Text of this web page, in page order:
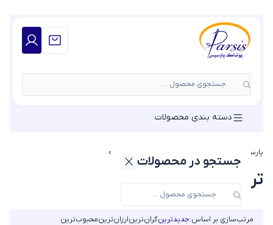
جستجوی محصول ...
جستجو در محصولات
دسته بندی محصولات
پارسیس مد ترنچ کت کوتاه زنانه
ترنچ کت کوتاه زنانه
مرتب‌سازی بر اساس:جدیدترینگران‌ترینارزان‌ترینمحبوب‌ترین